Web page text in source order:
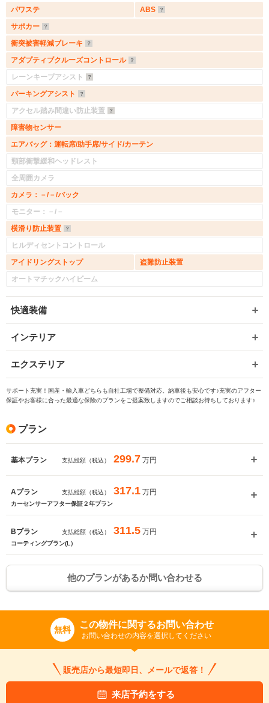
パワステ
ABS
サポカー
衝突被害軽減ブレーキ
アダプティブクルーズコントロール
レーンキープアシスト
パーキングアシスト
アクセル踏み間違い防止装置
障害物センサー
エアバッグ：運転席/助手席/サイド/カーテン
頸部衝撃緩和ヘッドレスト
全周囲カメラ
カメラ：－/－/バック
モニター：－/－
横滑り防止装置
ヒルディセントコントロール
アイドリングストップ
盗難防止装置
オートマチックハイビーム
快適装備
インテリア
エクステリア
サポート充実！国産・輸入車どちらも自社工場で整備対応。納車後も安心です♪充実のアフター
保証やお客様に合った最適な保険のプランをご提案致しますのでご相談お待ちしております♪
プラン
基本プラン 支払総額（税込） 299.7 万円
Aプラン 支払総額（税込） 317.1 万円
カーセンサーアフター保証２年プラン
Bプラン 支払総額（税込） 311.5 万円
コーティングプラン(L）
他のプランがあるか問い合わせる
無料 この物件に関するお問い合わせ
お問い合わせの内容を選択してください
販売店から最短即日、メールで返答！
来店予約をする